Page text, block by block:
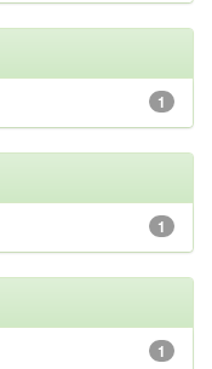
1
1
1